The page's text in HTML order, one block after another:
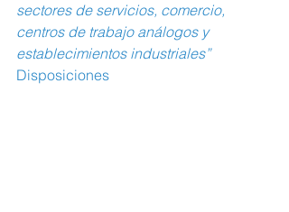
sectores de servicios, comercio,
centros de trabajo análogos y
establecimientos industriales”
Disposiciones